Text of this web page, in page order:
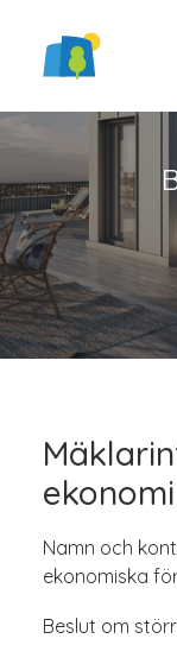
Namn och
ekonomiska
Beslut om